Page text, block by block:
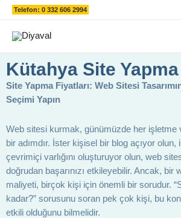
İçeriğeTelefon: 0 332 606 2994
Kütahya Site
Site Yapma Fiyatları: Web Sitesi
Seçimi Yapın
Web sitesi kurmak, günümüzde her işletme
bir adımdır. İster kişisel bir blog açıyor
çevrimiçi varlığını oluşturuyor olun, web
doğrudan başarınızı etkileyebilir. Ancak, bir
maliyeti, birçok kişi için önemli bir sorudur.
kadar?” sorusunu soran pek çok kişi, bu
etkili olduğunu bilmelidir.